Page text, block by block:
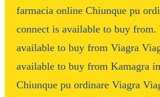
farmacia online Chiunque pu
connect is available to buy from.
available to buy from Viagra
available to buy from Kamagra
Chiunque pu ordinare Viagra